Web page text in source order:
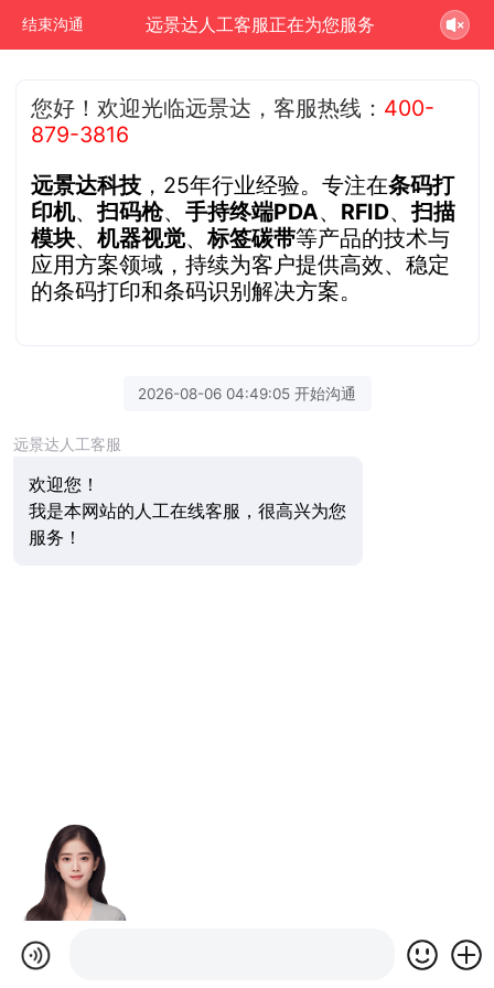
结束沟通 远景达人工客服正在为您服务
您好！欢迎光临远景达，客服热线： 400-
879-3816
远景达科技 ，25年行业经验。专注在条码打
印机、扫码枪、手持终端PDA、 RFID、扫描
模块、机器视觉、标签碳带等产品的技术与
应用方案领域，持续为客户提供高效、稳定
的条码打印和条码识别解决方案。
2026-08-06 04:49:05 开始沟通
远景达人工客服
欢迎您！
我是本网站的人工在线客服，很高兴为您
服务！